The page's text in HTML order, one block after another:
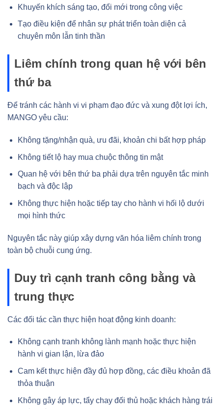
Khuyến khích sáng tạo, đổi mới trong công việc
Tạo điều kiện để nhân sự phát triển toàn diện cả
chuyên môn lẫn tinh thần
Liêm chính trong quan hệ với bên
thứ ba
Để tránh các hành vi vi phạm đạo đức và xung đột lợi ích,
MANGO yêu cầu:
Không tặng/nhận quà, ưu đãi, khoản chi bất hợp pháp
Không tiết lộ hay mua chuộc thông tin mật
Quan hệ với bên thứ ba phải dựa trên nguyên tắc minh
bạch và độc lập
Không thực hiện hoặc tiếp tay cho hành vi hối lộ dưới
mọi hình thức
Nguyên tắc này giúp xây dựng văn hóa liêm chính trong
toàn bộ chuỗi cung ứng.
Duy trì cạnh tranh công bằng và
trung thực
Các đối tác cần thực hiện hoạt động kinh doanh:
Không cạnh tranh không lành mạnh hoặc thực hiện
hành vi gian lận, lừa đảo
Cam kết thực hiện đầy đủ hợp đồng, các điều khoản đã
thỏa thuận
Không gây áp lực, tẩy chay đối thủ hoặc khách hàng trái